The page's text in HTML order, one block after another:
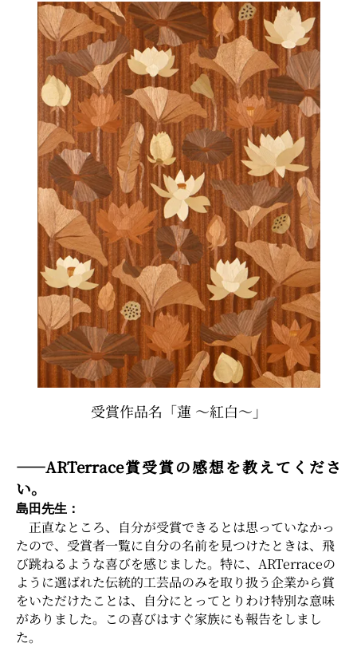
受賞作品名「蓮 〜紅白〜」
――ARTerrace賞受賞の感想を教えてくださ
い。
島田先生：
正直なところ、自分が受賞できるとは思っていなかっ
たので、受賞者一覧に自分の名前を見つけたときは、飛
び跳ねるような喜びを感じました。特に、ARTerraceの
ように選ばれた伝統的工芸品のみを取り扱う企業から賞
をいただけたことは、自分にとってとりわけ特別な意味
がありました。この喜びはすぐ家族にも報告をしまし
た。